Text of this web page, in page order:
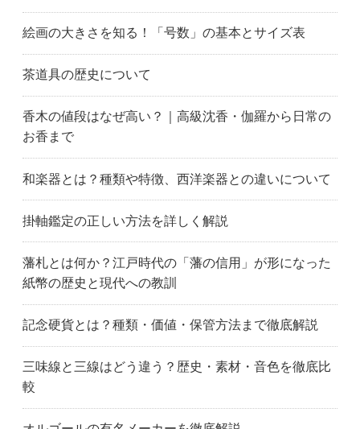
絵画の大きさを知る！「号数」の基本とサイズ表
茶道具の歴史について
香木の値段はなぜ高い？｜高級沈香・伽羅から日常の
お香まで
和楽器とは？種類や特徴、西洋楽器との違いについて
掛軸鑑定の正しい方法を詳しく解説
藩札とは何か？江戸時代の「藩の信用」が形になった
紙幣の歴史と現代への教訓
記念硬貨とは？種類・価値・保管方法まで徹底解説
三味線と三線はどう違う？歴史・素材・音色を徹底比
較